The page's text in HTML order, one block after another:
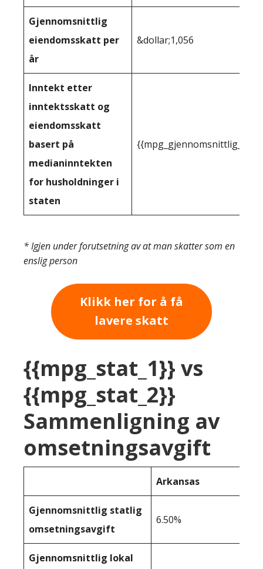
Gjennomsnittlig
eiendomsskatt per
år
&dollar;1,056
Inntekt etter
inntektsskatt og
eiendomsskatt
basert på
medianinntekten
for husholdninger i
staten
* Igjen under forutsetning av at man skatter som en
enslig person
Klikk her for å få
lavere skatt
{{mpg_stat_1}} vs
{{mpg_stat_2}}
Sammenligning av
omsetningsavgift
Arkansas
Gjennomsnittlig statlig
omsetningsavgift
6.50%
Gjennomsnittlig lokal